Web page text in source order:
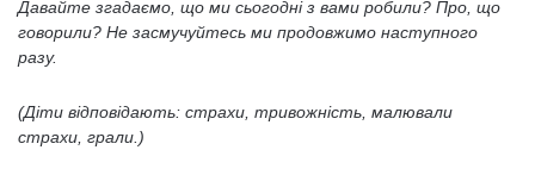
Давайте згадаємо, що ми сьогодні з вами робили? Про, що
говорили? Не засмучуйтесь ми продовжимо наступного
разу.
(Діти відповідають: страхи, тривожність, малювали
страхи, грали.)